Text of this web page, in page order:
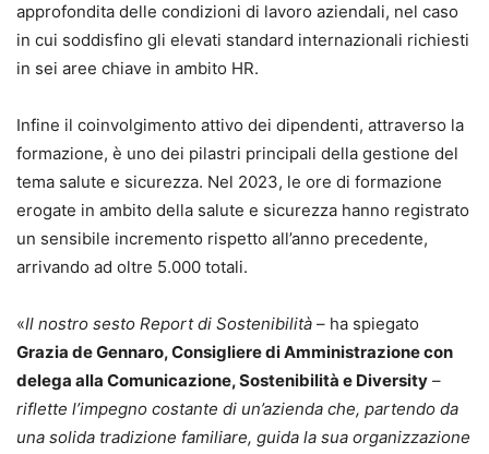
approfondita delle condizioni di lavoro aziendali, nel caso
in cui soddisfino gli elevati standard internazionali richiesti
in sei aree chiave in ambito HR.
Infine il coinvolgimento attivo dei dipendenti, attraverso la
formazione, è uno dei pilastri principali della gestione del
tema salute e sicurezza. Nel 2023, le ore di formazione
erogate in ambito della salute e sicurezza hanno registrato
un sensibile incremento rispetto all’anno precedente,
arrivando ad oltre 5.000 totali.
«Il nostro sesto Report di Sostenibilità – ha spiegato
Grazia de Gennaro, Consigliere di Amministrazione con
delega alla Comunicazione, Sostenibilità e Diversity –
riflette l’impegno costante di un’azienda che, partendo da
una solida tradizione familiare, guida la sua organizzazione